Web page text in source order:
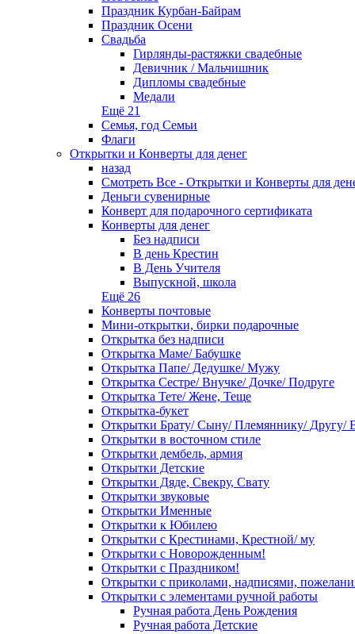
Праздник Курбан-Байрам
Праздник Осени
Свадьба
Гирлянды-растяжки свадебные
Девичник / Мальчишник
Дипломы свадебные
Медали
Ещё 21
Семья, год Семьи
Флаги
Открытки и Конверты для денег
назад
Смотреть Все - Открытки и Конверты для
Деньги сувенирные
Конверт для подарочного сертификата
Конверты для денег
Без надписи
В день Крестин
В День Учителя
Выпускной, школа
Ещё 26
Конверты почтовые
Мини-открытки, бирки подарочные
Открытка без надписи
Открытка Маме/ Бабушке
Открытка Папе/ Дедушке/ Мужу
Открытка Сестре/ Внучке/ Дочке/ Подруге
Открытка Тете/ Жене, Теще
Открытка-букет
Открытки Брату/ Сыну/ Племяннику/ Другу/
Открытки в восточном стиле
Открытки дембель, армия
Открытки Детские
Открытки Дяде, Свекру, Свату
Открытки звуковые
Открытки Именные
Открытки к Юбилею
Открытки с Крестинами, Крестной/ му
Открытки с Новорожденным!
Открытки с Праздником!
Открытки с приколами, надписями,
Открытки с элементами ручной работы
Ручная работа День Рождения
Ручная работа Детские